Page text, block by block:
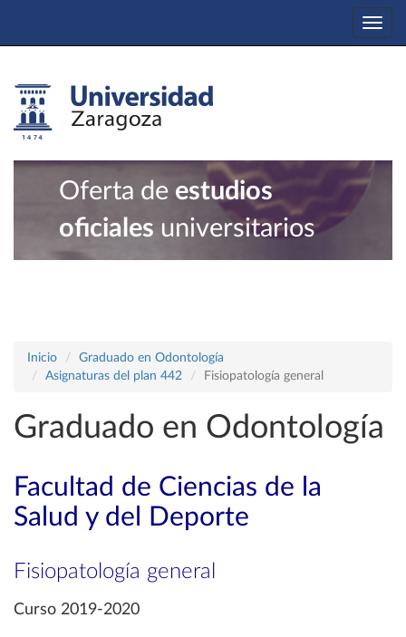
Oferta de estudios
oficiales universitarios
Inicio
Graduado en Odontología
Asignaturas del plan 442
Fisiopatología general
Graduado en Odontología
Facultad de Ciencias de la
Salud y del Deporte
Fisiopatología general
Curso 2019-2020